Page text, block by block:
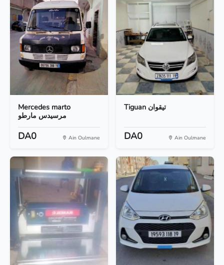
Mercedes marto
مرسيدس مارطو
DA0 Ain Oulmane
Tiguan تيقوان
DA0 Ain Oulmane